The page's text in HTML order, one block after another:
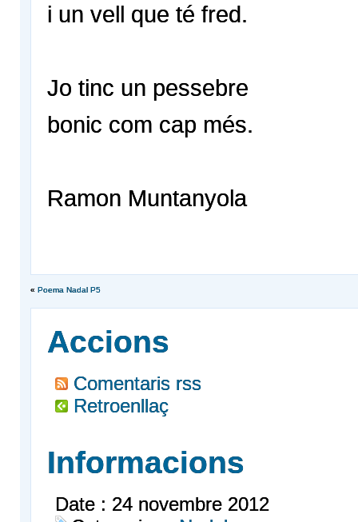
i un vell que té fred.
Jo tinc un pessebre
bonic com cap més.
Ramon Muntanyola
« Poema Nadal P5
Accions
Comentaris rss
Retroenllaç
Informacions
Date : 24 novembre 2012